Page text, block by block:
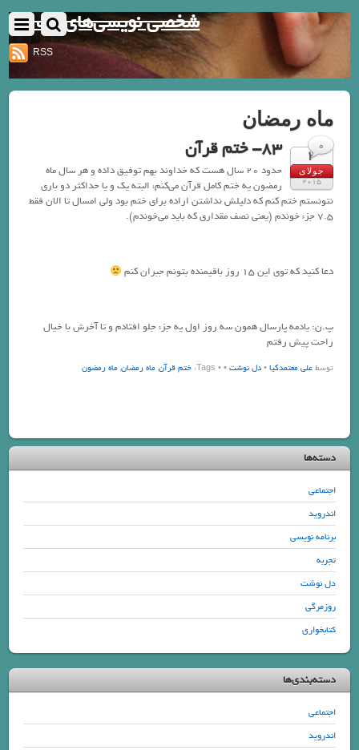
شخصی نویسی‌های یک نفر
RSS
ماه رمضان
2
جولای
2015
83- ختم قرآن
حدود 20 سال هست که خداوند بهم توفیق داده و هر سال ماه
رمضون یه ختم کامل قرآن می‌کنم، البته یک و یا حداکثر دو باری
نتونستم ختم کنم که دلیلش نداشتن اراده برای ختم بود ولی امسال تا الان فقط
7.5 جزء خوندم (یعنی نصف مقداری که باید می‌خوندم).
دعا کنید که توی این 15 روز باقیمنده بتونم جبران کنم
پ.ن: یادمه پارسال همون سه روز اول یه جزء جلو افتادم و تا آخرش با خیال
راحت پیش رفتم
توسطعلی معتمدکیا• دل نوشت•
0
• Tags: ختم قرآن,ماه رمضان,ماه رمضون
دسته‌ها
اجتماعی
اندروید
برنامه نویسی
تجربه
دل نوشت
روزمرگی
کتابخواری
دسته‌بندی‌ها
اجتماعی
اندروید